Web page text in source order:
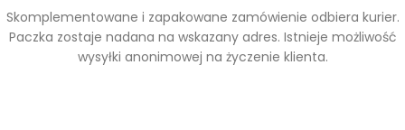
Skomplementowane i zapakowane zamówienie odbiera kurier.
Paczka zostaje nadana na wskazany adres. Istnieje możliwość
wysyłki anonimowej na życzenie klienta.